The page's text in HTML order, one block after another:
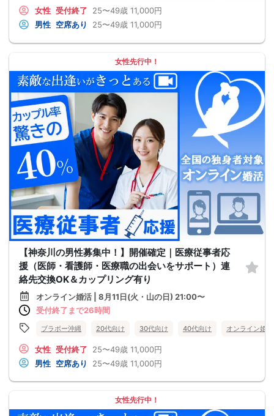
女性 受付終了 25〜49歳 11,000円
男性 空席あり 25〜49歳 11,000円
女性先行中！
【神奈川の男性募集中！】開催確定｜医療従事者応
援（医師・看護師・医療職の出会いをサポート）連
絡先交換OK＆カップリング有り
オンライン婚活 | 8月11日(火・山の日) 21:00〜
受付終了まで26時間
ブラボー沖縄 20代向け 30代向け 40代向け オンライン婚活
女性 受付終了 25〜49歳 11,000円
男性 空席あり 25〜49歳 11,000円
女性先行中！